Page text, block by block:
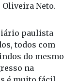
todos com
do mesmo
na
é muito fácil.
a presença de